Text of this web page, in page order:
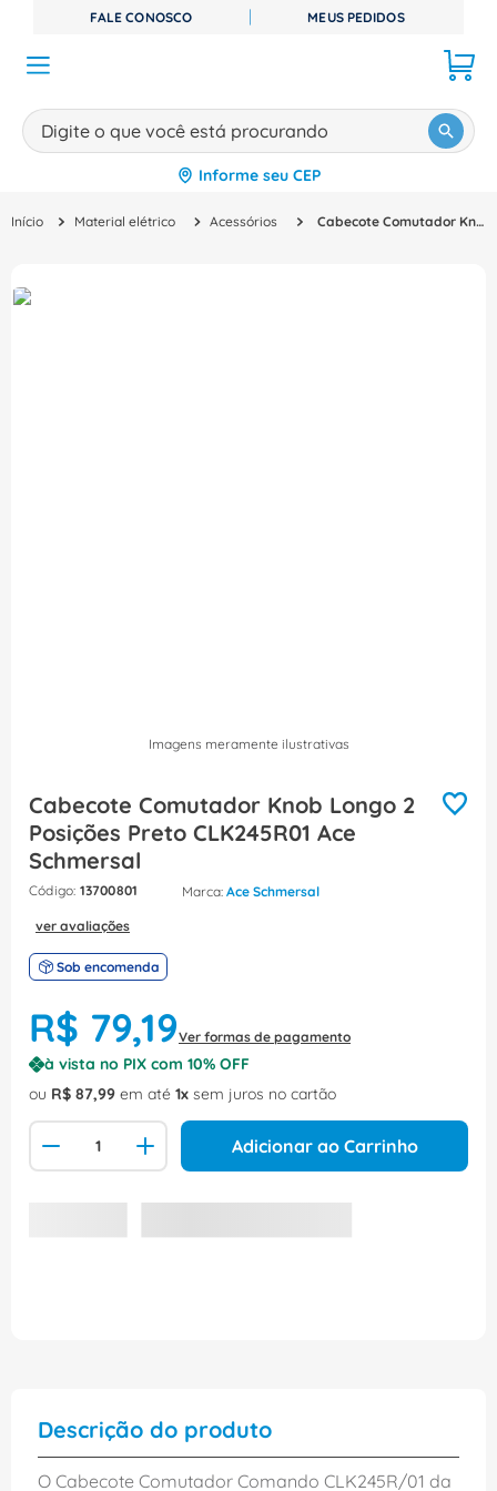
FALE CONOSCO MEUS PEDIDOS
Digite o que você está procurando
Informe seu CEP
Material elétrico Acessórios Cabecote Comutador Knob Longo 2 Posições Preto CLK245R01 Ace Schmersal
Imagens meramente ilustrativas
Cabecote Comutador Knob Longo 2
Posições Preto CLK245R01 Ace
Schmersal
: 13700801 Ace Schmersal
ver avaliações
Sob encomenda
R$ 79,19Ver formas de pagamento
à vista no PIX com 10% OFF
ou R$ 87,99 em até 1 sem juros no cartão
Adicionar ao Carrinho
Descrição do produto
O Cabecote Comutador Comando CLK245R/01 da
TERMOS MAIS BUSCADOS
º disjuntor